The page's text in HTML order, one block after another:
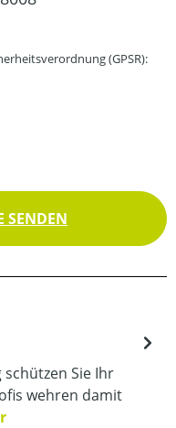
(GPSR):
SENDEN
Sie Ihr
wehren damit